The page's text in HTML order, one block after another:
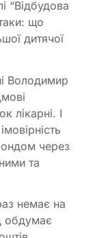
“Відбудова
що
дитячої
Володимир
лікарні. І
через
та
немає на
обдумає